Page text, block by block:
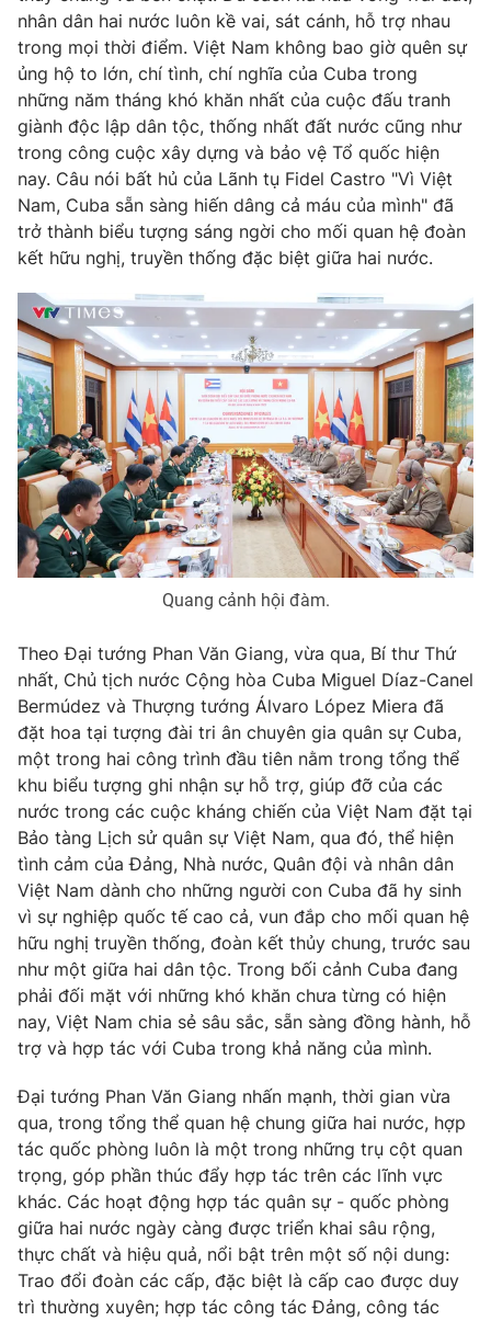
nhân dân hai nước luôn kề vai, sát cánh, hỗ trợ nhau
trong mọi thời điểm. Việt Nam không bao giờ quên sự
ủng hộ to lớn, chí tình, chí nghĩa của Cuba trong
những năm tháng khó khăn nhất của cuộc đấu tranh
giành độc lập dân tộc, thống nhất đất nước cũng như
trong công cuộc xây dựng và bảo vệ Tổ quốc hiện
nay. Câu nói bất hủ của Lãnh tụ Fidel Castro "Vì Việt
Nam, Cuba sẵn sàng hiến dâng cả máu của mình" đã
trở thành biểu tượng sáng ngời cho mối quan hệ đoàn
kết hữu nghị, truyền thống đặc biệt giữa hai nước.
Quang cảnh hội đàm.
Theo Đại tướng Phan Văn Giang, vừa qua, Bí thư Thứ
nhất, Chủ tịch nước Cộng hòa Cuba Miguel Díaz-Canel
Bermúdez và Thượng tướng Álvaro López Miera đã
đặt hoa tại tượng đài tri ân chuyên gia quân sự Cuba,
một trong hai công trình đầu tiên nằm trong tổng thể
khu biểu tượng ghi nhận sự hỗ trợ, giúp đỡ của các
nước trong các cuộc kháng chiến của Việt Nam đặt tại
Bảo tàng Lịch sử quân sự Việt Nam, qua đó, thể hiện
tình cảm của Đảng, Nhà nước, Quân đội và nhân dân
Việt Nam dành cho những người con Cuba đã hy sinh
vì sự nghiệp quốc tế cao cả, vun đắp cho mối quan hệ
hữu nghị truyền thống, đoàn kết thủy chung, trước sau
như một giữa hai dân tộc. Trong bối cảnh Cuba đang
phải đối mặt với những khó khăn chưa từng có hiện
nay, Việt Nam chia sẻ sâu sắc, sẵn sàng đồng hành, hỗ
trợ và hợp tác với Cuba trong khả năng của mình.
Đại tướng Phan Văn Giang nhấn mạnh, thời gian vừa
qua, trong tổng thể quan hệ chung giữa hai nước, hợp
tác quốc phòng luôn là một trong những trụ cột quan
trọng, góp phần thúc đẩy hợp tác trên các lĩnh vực
khác. Các hoạt động hợp tác quân sự - quốc phòng
giữa hai nước ngày càng được triển khai sâu rộng,
thực chất và hiệu quả, nổi bật trên một số nội dung:
Trao đổi đoàn các cấp, đặc biệt là cấp cao được duy
trì thường xuyên; hợp tác công tác Đảng, công tác